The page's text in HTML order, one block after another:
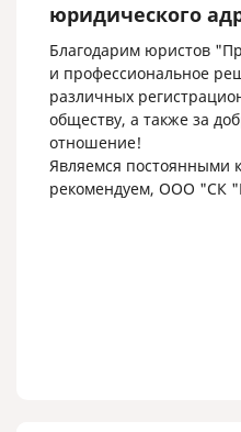
юридического
Благодарим юристов
и профессиональное
различных
обществу, а также за
отношение!
Являемся постоянными
рекомендуем, ООО "СК